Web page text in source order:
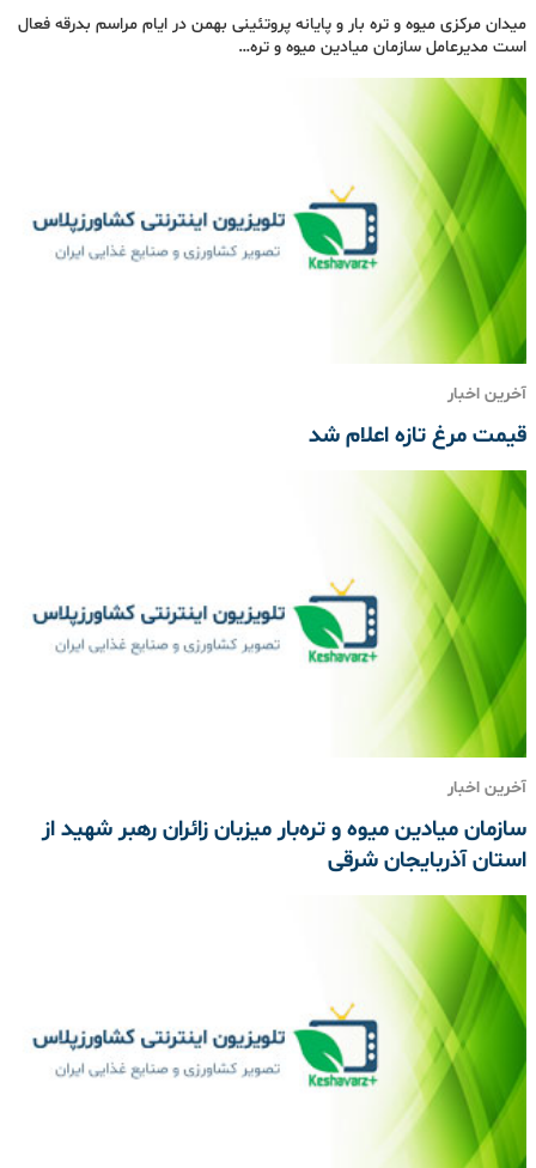
میدان مرکزی میوه و تره بار و پایانه پروتئینی بهمن در ایام مراسم بدرقه فعال
است مدیرعامل سازمان میادین میوه و تره…
آخرین اخبار
قیمت مرغ تازه اعلام شد
آخرین اخبار
سازمان میادین میوه و تره‌بار میزبان زائران رهبر شهید از
استان آذربایجان شرقی